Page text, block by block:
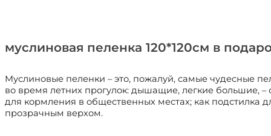
муслиновая пеленка 120*120см в
Муслиновые пеленки – это, пожалуй, самые чудесные
во время летних прогулок: дышащие, легкие большие,
для кормления в общественных местах; как подстилка
прозрачным верхом.